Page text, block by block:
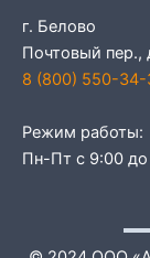
г. Белово
Почтовый пер.,
8 (800) 550-34-
Режим работы:
Пн-Пт с 9:00 до